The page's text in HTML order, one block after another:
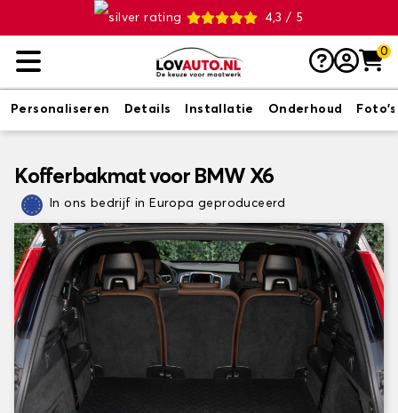
4,3 / 5
0
Personaliseren Details Installatie Onderhoud Foto's
Kofferbakmat voor BMW X6
In ons bedrijf in Europa geproduceerd